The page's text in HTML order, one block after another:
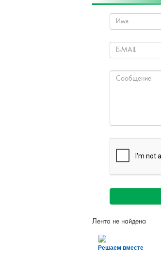
Лента не найдена
Решаем вместе